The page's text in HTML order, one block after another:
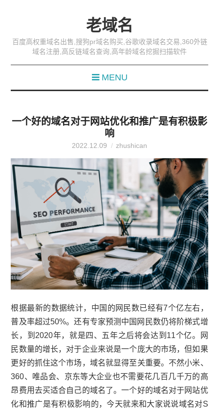
老域名
百度高权重域名出售,搜狗pr域名购买,谷歌收录域名交易,360外链
域名注册,高反链域名查询,高年龄域名挖掘扫描软件
MENU
一个好的域名对于网站优化和推广是有积极影
响
2022.12.09 zhushican
根据最新的数据统计，中国的网民数已经有7个亿左右，
普及率超过50%。还有专家预测中国网民数仍将阶梯式增
长，到2020年，就是四、五年之后将会达到11个亿。网
民数量的增长，对于企业来说是一个庞大的市场，但如果
更好的抓住这个市场，域名就显得至关重要。不然小米、
360、唯品会、京东等大企业也不需要花几百几千万的高
昂费用去买适合自己的域名了。一个好的域名对于网站优
化和推广是有积极影响的，今天就来和大家说说域名对S